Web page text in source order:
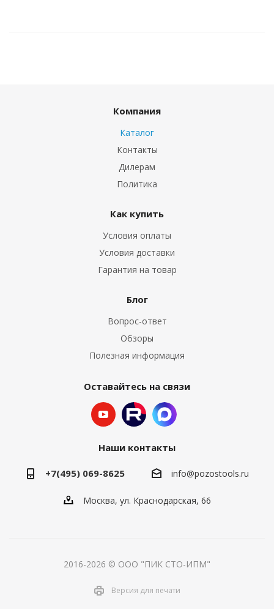
Компания
Каталог
Контакты
Дилерам
Политика
Как купить
Условия оплаты
Условия доставки
Гарантия на товар
Блог
Вопрос-ответ
Обзоры
Полезная информация
Оставайтесь на связи
Наши контакты
+7(495) 069-8625 info@pozostools.ru
Москва, ул. Краснодарская, 66
2016-2026 © ООО "ПИК СТО-ИПМ"
Версия для печати